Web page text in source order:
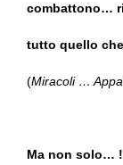
combattono…
tutto quello
(Miracoli …
Ma non solo… !